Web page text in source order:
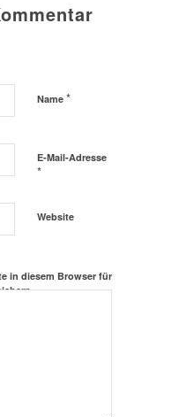
Name *
E-Mail-Adresse
*
Website
in diesem Browser für